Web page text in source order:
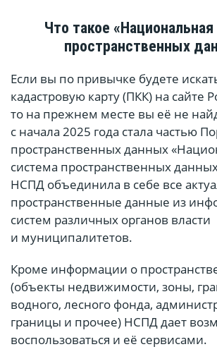
Что такое
пространственных
Если вы по привычке будете
кадастровую карту (ПКК) на сайте
то на прежнем месте вы её не
с начала 2025 года стала частью
пространственных данных
система пространственных
НСПД объединила в себе все
пространственные данные из
систем различных органов власти
и муниципалитетов.
Кроме информации о
(объекты недвижимости, зоны,
водного, лесного фонда,
границы и прочее) НСПД дает
воспользоваться и её сервисами.